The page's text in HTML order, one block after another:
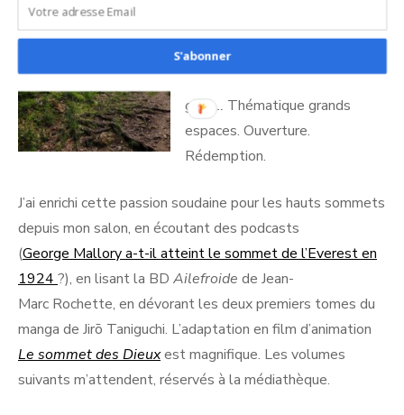
Everest,La montagne entre
nous,Wild
retour,L’Ascension, Calendar
girls… Thématique grands
espaces. Ouverture.
Rédemption.
J’ai enrichi cette passion soudaine pour les hauts sommets
depuis mon salon, en écoutant des podcasts
(George Mallory a-t-il atteint le sommet de l’Everest en
1924 ?), en lisant la BD Ailefroide de Jean-
Marc Rochette, en dévorant les deux premiers tomes du
manga de Jirō Taniguchi. L’adaptation en film d’animation
Le sommet des Dieuxest magnifique. Les volumes
suivants m’attendent, réservés à la médiathèque.
S'abonner